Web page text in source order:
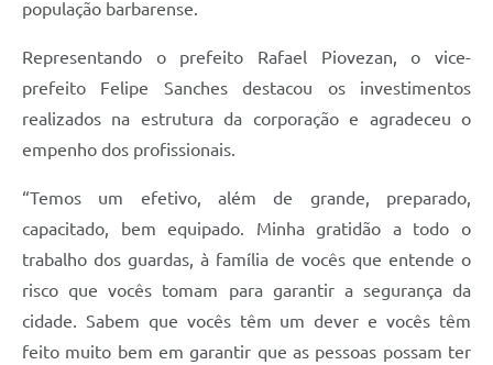
população barbarense.
Representando o prefeito Rafael Piovezan, o vice-
prefeito Felipe Sanches destacou os investimentos
realizados na estrutura da corporação e agradeceu o
empenho dos profissionais.
“Temos um efetivo, além de grande, preparado,
capacitado, bem equipado. Minha gratidão a todo o
trabalho dos guardas, à família de vocês que entende o
risco que vocês tomam para garantir a segurança da
cidade. Sabem que vocês têm um dever e vocês têm
feito muito bem em garantir que as pessoas possam ter